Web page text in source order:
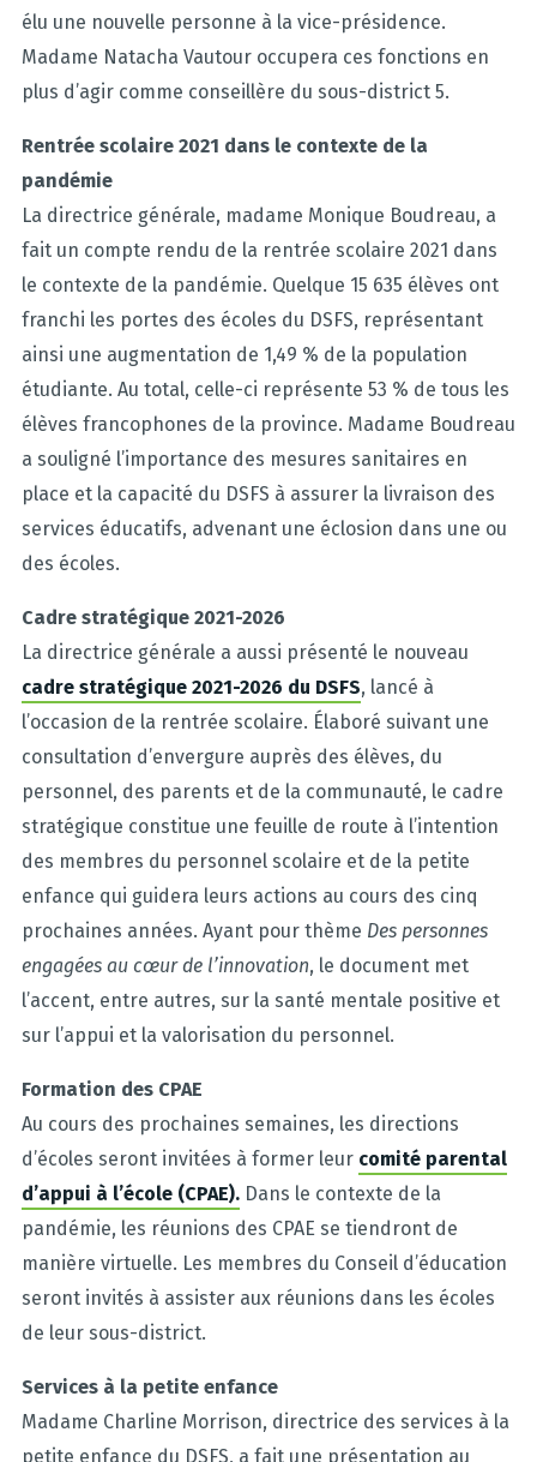
élu une nouvelle personne à la vice-présidence.
Madame Natacha Vautour occupera ces fonctions en
plus d’agir comme conseillère du sous-district 5.
Rentrée scolaire 2021 dans le contexte de la
pandémie
La directrice générale, madame Monique Boudreau, a
fait un compte rendu de la rentrée scolaire 2021 dans
le contexte de la pandémie. Quelque 15 635 élèves ont
franchi les portes des écoles du DSFS, représentant
ainsi une augmentation de 1,49 % de la population
étudiante. Au total, celle-ci représente 53 % de tous les
élèves francophones de la province. Madame Boudreau
a souligné l’importance des mesures sanitaires en
place et la capacité du DSFS à assurer la livraison des
services éducatifs, advenant une éclosion dans une ou
des écoles.
Cadre stratégique 2021-2026
La directrice générale a aussi présenté le nouveau
cadre stratégique 2021-2026 du DSFS, lancé à
l’occasion de la rentrée scolaire. Élaboré suivant une
consultation d’envergure auprès des élèves, du
personnel, des parents et de la communauté, le cadre
stratégique constitue une feuille de route à l’intention
des membres du personnel scolaire et de la petite
enfance qui guidera leurs actions au cours des cinq
prochaines années. Ayant pour thème Des personnes
engagées au cœur de l’innovation, le document met
l’accent, entre autres, sur la santé mentale positive et
sur l’appui et la valorisation du personnel.
Formation des CPAE
Au cours des prochaines semaines, les directions
d’écoles seront invitées à former leur comité parental
d’appui à l’école (CPAE).Dans le contexte de la
pandémie, les réunions des CPAE se tiendront de
manière virtuelle. Les membres du Conseil d’éducation
seront invités à assister aux réunions dans les écoles
de leur sous-district.
Services à la petite enfance
Madame Charline Morrison, directrice des services à la
petite enfance du DSFS, a fait une présentation au